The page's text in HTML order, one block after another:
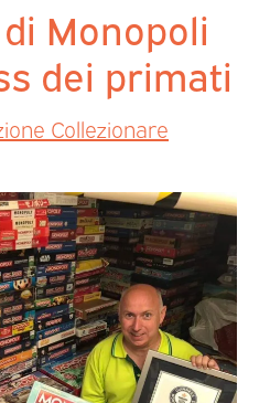
Monopoli
dei primati
Collezionare